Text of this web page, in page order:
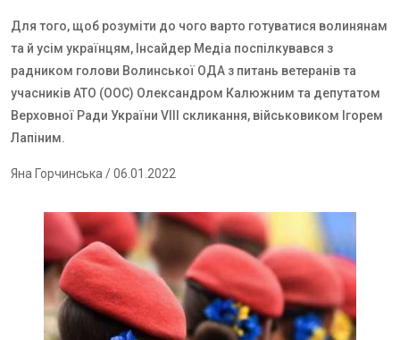
Для того, щоб розуміти до чого варто готуватися волинянам
та й усім українцям, Інсайдер Медіа поспілкувався з
радником голови Волинської ОДА з питань ветеранів та
учасників АТО (ООС) Олександром Калюжним та депутатом
Верховної Ради України VIII скликання, військовиком Ігорем
Лапіним.
Яна Горчинська / 06.01.2022